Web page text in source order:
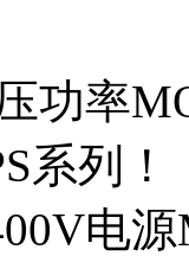
功率
系列！
电